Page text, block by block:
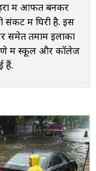
मुश्किल
में आफत बनकर
संकट में घिरी है. इस
समेत तमाम इलाकों
पुणे में स्कूल और कॉलेज
हैं.